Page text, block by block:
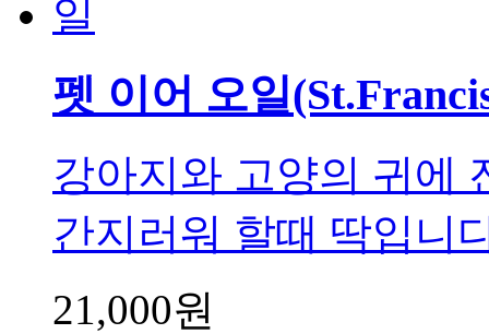
펫 이어 오일
강아지와 고양의 귀에
간지러워 할때 딱입니
21,000원